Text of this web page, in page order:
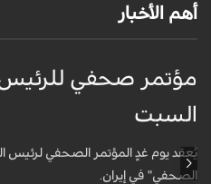
أهم الأخبار
مؤتمر صحفي للرئيس
السبت
يُعقد يوم غدٍ المؤتمر الصحفي لرئيس
الصحفي" في إيران.